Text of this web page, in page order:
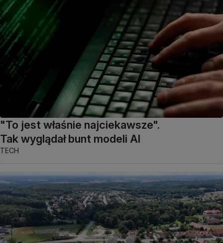
"To jest właśnie najciekawsze".
Tak wyglądał bunt modeli AI
TECH